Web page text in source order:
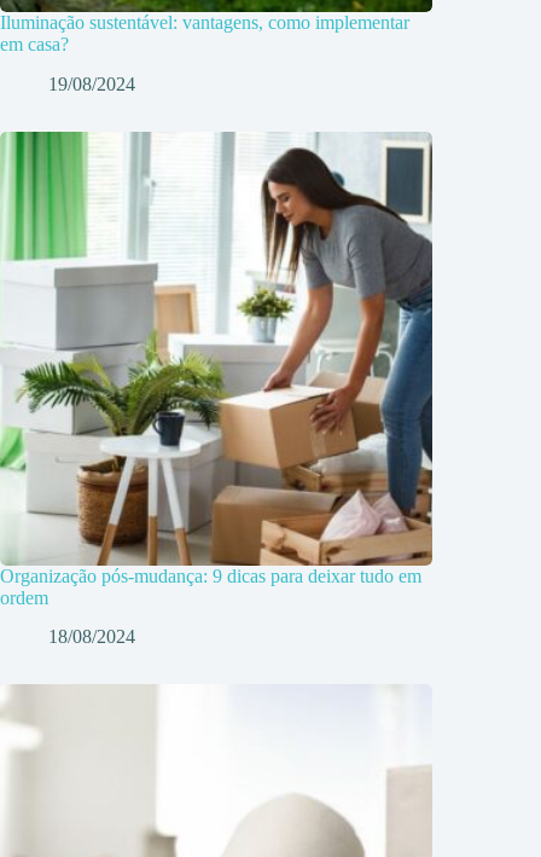
Iluminação sustentável: vantagens, como implementar
em casa?
19/08/2024
Organização pós-mudança: 9 dicas para deixar tudo em
ordem
18/08/2024